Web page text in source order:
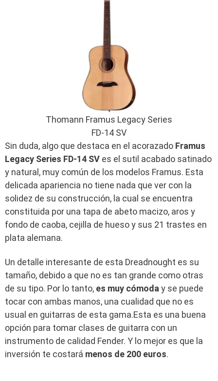
Thomann Framus Legacy Series
FD-14 SV
Sin duda, algo que destaca en el acorazado Framus
Legacy Series FD-14 SV es el sutil acabado satinado
y natural, muy común de los modelos Framus. Esta
delicada apariencia no tiene nada que ver con la
solidez de su construcción, la cual se encuentra
constituida por una tapa de abeto macizo, aros y
fondo de caoba, cejilla de hueso y sus 21 trastes en
plata alemana.
Un detalle interesante de esta Dreadnought es su
tamaño, debido a que no es tan grande como otras
de su tipo. Por lo tanto, es muy cómoday se puede
tocar con ambas manos, una cualidad que no es
usual en guitarras de esta gama.Esta es una buena
opción para tomar clases de guitarra con un
instrumento de calidad Fender. Y lo mejor es que la
inversión te costará menos de 200 euros.